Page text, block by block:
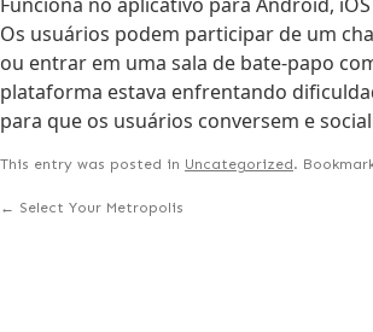
Os usuários podem participar de um
ou entrar em uma sala de bate-papo
plataforma estava enfrentando
para que os usuários conversem e
This entry was posted in Uncategorized.
← Select Your Metropolis